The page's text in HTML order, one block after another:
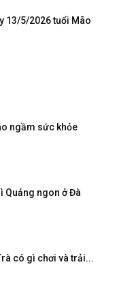
13/5/2026 tuổi Mão
ngầm sức khỏe
Quảng ngon ở Đà
có gì chơi và trải...